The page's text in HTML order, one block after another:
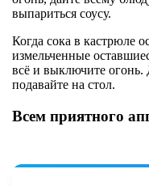
выпариться соусу.
Когда сока в кастрюле
измельченные
всё и выключите огонь.
подавайте на стол.
Всем приятного